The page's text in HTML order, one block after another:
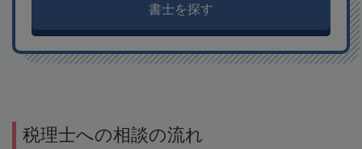
書士を探す
税理士への相談の流れ